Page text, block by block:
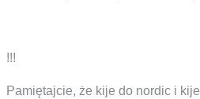
!!!
Pamiętajcie, że kije do nordic i